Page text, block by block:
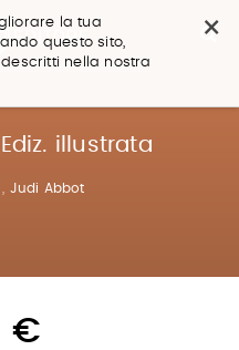
×
la tua
questo sito,
nella nostra
illustrata
Judi Abbot
€